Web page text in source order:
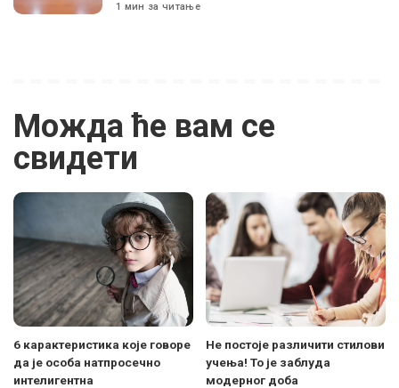
1 мин за читање
Можда ће вам се
свидети
6 карактеристика које говоре
да је особа натпросечно
интелигентна
Не постоје различити стилови
учења! То је заблуда
модерног доба